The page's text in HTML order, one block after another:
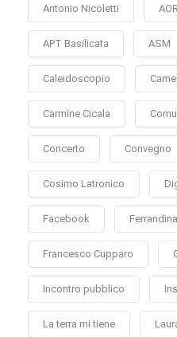
Antonio Nicoletti
APT Basilicata ASM
Caleidoscopio
Carmine Cicala
Concerto Convegno
Cosimo Latronico
Facebook Ferrandina
Francesco Cupparo
Incontro pubblico
La terra mi tiene